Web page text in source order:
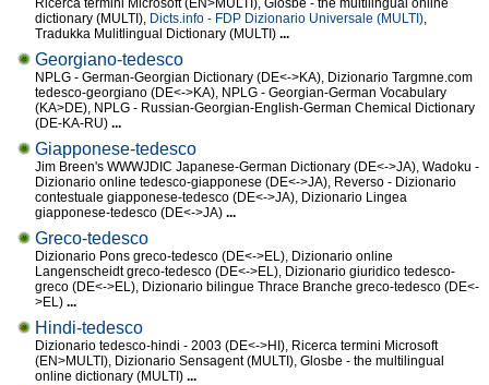
Ricerca termini Microsoft (EN>MULTI), Glosbe - the multilingual online
dictionary (MULTI), Dicts.info - FDP Dizionario Universale (MULTI),
Tradukka Mulitlingual Dictionary (MULTI) ...
Georgiano-tedesco
NPLG - German-Georgian Dictionary (DE<->KA), Dizionario Targmne.com
tedesco-georgiano (DE<->KA), NPLG - Georgian-German Vocabulary
(KA>DE), NPLG - Russian-Georgian-English-German Chemical Dictionary
(DE-KA-RU) ...
Giapponese-tedesco
Jim Breen's WWWJDIC Japanese-German Dictionary (DE<->JA), Wadoku -
Dizionario online tedesco-giapponese (DE<->JA), Reverso - Dizionario
contestuale giapponese-tedesco (DE<->JA), Dizionario Lingea
giapponese-tedesco (DE<->JA) ...
Greco-tedesco
Dizionario Pons greco-tedesco (DE<->EL), Dizionario online
Langenscheidt greco-tedesco (DE<->EL), Dizionario giuridico tedesco-
greco (DE<->EL), Dizionario bilingue Thrace Branche greco-tedesco (DE<-
>EL) ...
Hindi-tedesco
Dizionario tedesco-hindi - 2003 (DE<->HI), Ricerca termini Microsoft
(EN>MULTI), Dizionario Sensagent (MULTI), Glosbe - the multilingual
online dictionary (MULTI) ...